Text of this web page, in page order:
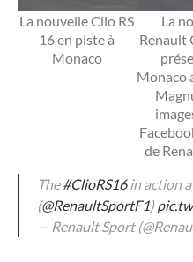
La nouvelle Clio RS
16 en piste à
Monaco
La
Renault
Monaco
de
The#ClioRS16in action
(@RenaultSportF1)
— Renault Sport